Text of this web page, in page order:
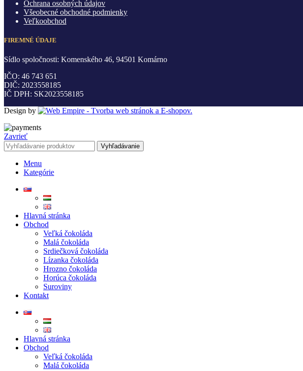
Ochrana osobných údajov
Všeobecné obchodné podmienky
Veľkoobchod
FIREMNÉ ÚDAJE
Sídlo spoločnosti: Komenského 46, 94501 Komárno
IČO: 46 743 651
DIČ: 2023558185
IČ DPH: SK2023558185
Design by
Zavrieť
Vyhľadávanie
Menu
Kategórie
Hlavná stránka
Obchod
Veľká čokoláda
Malá čokoláda
Srdiečková čokoláda
Lízanka čokoláda
Hrozno čokoláda
Horúca čokoláda
Suroviny
Kontakt
Hlavná stránka
Obchod
Veľká čokoláda
Malá čokoláda